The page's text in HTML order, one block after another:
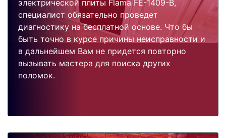
электрической плиты Flama FE-1409-B,
специалист обязательно проведет
диагностику на бесплатной основе. Что бы
быть точно в курсе причины неисправности и
в дальнейшем Вам не придется повторно
вызывать мастера для поиска других
поломок.